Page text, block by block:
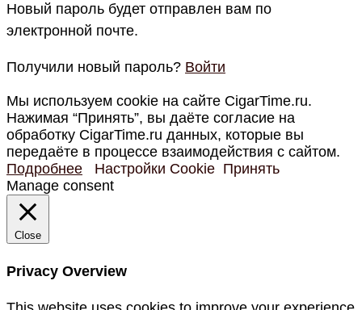
Новый пароль будет отправлен вам по
электронной почте.
Получили новый пароль? Войти
Мы используем cookie на сайте CigarTime.ru.
Нажимая “Принять”, вы даёте согласие на
обработку CigarTime.ru данных, которые вы
передаёте в процессе взаимодействия с сайтом.
Подробнее
Настройки Cookie Принять
Manage consent
Close
Privacy Overview